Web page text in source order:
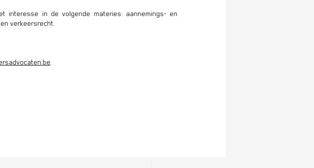
interesse in de volgende materies: aannemings- en
verkeersrecht.
.